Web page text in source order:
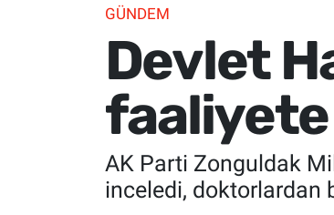
GÜNDEM
Devlet
AK Parti Zonguldak
inceledi, doktorlardan